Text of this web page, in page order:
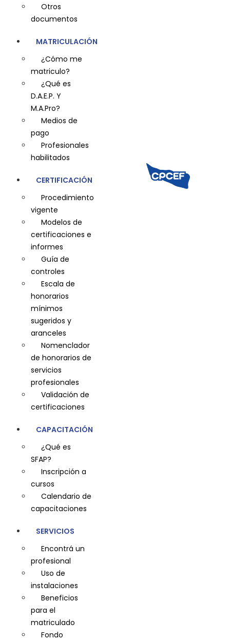
Otros
documentos
MATRICULACIÓN
¿Cómo me
matriculo?
¿Qué es
D.A.E.P. Y
M.A.Pro?
Medios de
pago
Profesionales
habilitados
CERTIFICACIÓN
Procedimiento
vigente
Modelos de
certificaciones e
informes
Guía de
controles
Escala de
honorarios
mínimos
sugeridos y
aranceles
Nomenclador
de honorarios de
servicios
profesionales
Validación de
certificaciones
CAPACITACIÓN
¿Qué es
SFAP?
Inscripción a
cursos
Calendario de
capacitaciones
SERVICIOS
Encontrá un
profesional
Uso de
instalaciones
Beneficios
para el
matriculado
Fondo